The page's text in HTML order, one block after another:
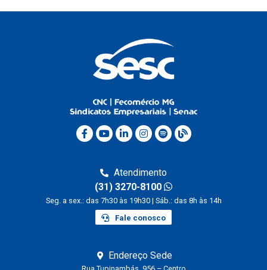
Atendimento
(31) 3270-8100
Seg. a sex.: das 7h30 às 19h30 | Sáb.: das 8h às 14h
Fale conosco
Endereço Sede
Rua Tupinambás, 956 – Centro